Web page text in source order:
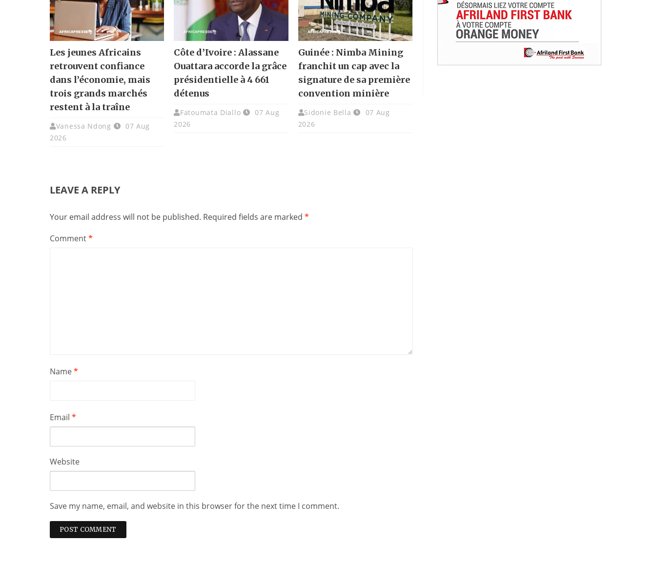
Les jeunes Africains
retrouvent confiance
dans l’économie, mais
trois grands marchés
restent à la traîne
Vanessa Ndong
07 Aug
2026
Côte d’Ivoire : Alassane
Ouattara accorde la grâce
présidentielle à 4 661
détenus
Fatoumata Diallo
07 Aug
2026
Guinée : Nimba Mining
franchit un cap avec la
signature de sa première
convention minière
Sidonie Bella
07 Aug
2026
LEAVE A REPLY
Your email address will not be published. Required fields are marked *
Comment*
Name*
Email *
Website
Save my name, email, and website in this browser for the next time I comment.